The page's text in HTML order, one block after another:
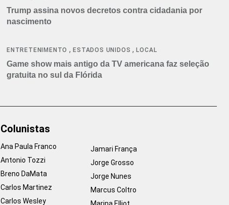
Trump assina novos decretos contra cidadania por
nascimento
ENTRETENIMENTO ,ESTADOS UNIDOS ,LOCAL
Game show mais antigo da TV americana faz seleção
gratuita no sul da Flórida
Colunistas
Ana Paula Franco
Antonio Tozzi
Breno DaMata
Carlos Martinez
Carlos Wesley
Jamari França
Jorge Grosso
Jorge Nunes
Marcus Coltro